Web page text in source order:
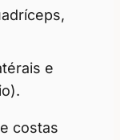
e
costas